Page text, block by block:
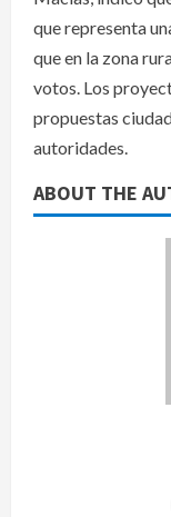
que representa
que en la zona
votos. Los
propuestas
autoridades.
ABOUT THE